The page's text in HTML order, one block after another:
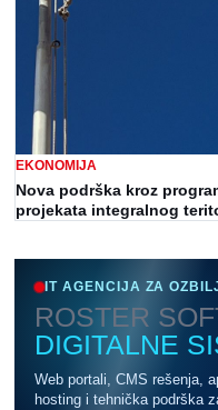
EKONOMIJA
Nova podrška kroz
projekata integralnog
IT AGENCIJA ZA
ROSTER
DIGITALNE
Web portali, CMS rešenja,
hosting i tehnička podrška